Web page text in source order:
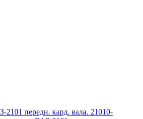
2101 передн. кард. вала. 21010-